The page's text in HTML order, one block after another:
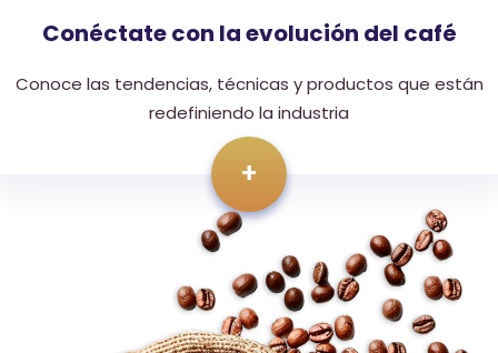
Conéctate con la evolución del café
Conoce las tendencias, técnicas y productos que están
redefiniendo la industria
+